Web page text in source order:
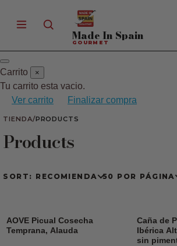
Made In Spain
GOURMET
Carrito ×
Tu carrito esta vacio.
Ver carrito
Finalizar compra
TIENDA/PRODUCTS
Products
SORT: RECOMIENDA 50 POR PÁGINA
AOVE Picual Cosecha
Temprana, Alauda
Caña de
Ibérica
sin